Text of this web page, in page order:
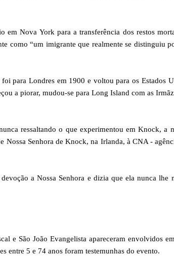
em Nova York para a transferência dos restos
como “um imigrante que realmente se distinguiu
para Londres em 1900 e voltou para os Estados
a piorar, mudou-se para Long Island com as
ressaltando o que experimentou em Knock, a
Nossa Senhora de Knock, na Irlanda, à CNA -
a Nossa Senhora e dizia que ela nunca lhe
e São João Evangelista apareceram envolvidos
entre 5 e 74 anos foram testemunhas do evento.